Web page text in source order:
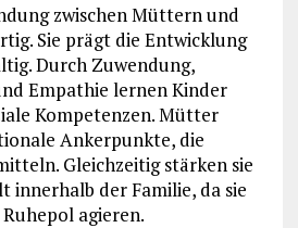
zwischen Müttern und
Sie prägt die Entwicklung
Durch Zuwendung,
Empathie lernen Kinder
Kompetenzen. Mütter
Ankerpunkte, die
Gleichzeitig stärken sie
innerhalb der Familie, da sie
agieren.